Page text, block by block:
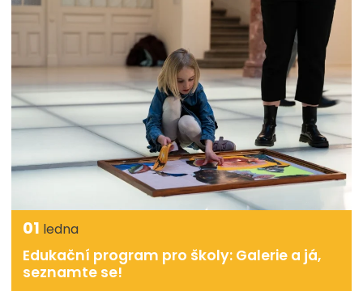
01 ledna
Edukační program pro školy: Galerie a já,
seznamte se!